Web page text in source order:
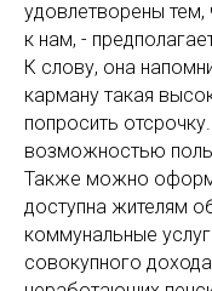
удовлетворены тем,
к нам, -
К слову, она
карману такая
попросить
возможностью
Также можно
доступна жителям
коммунальные
совокупного